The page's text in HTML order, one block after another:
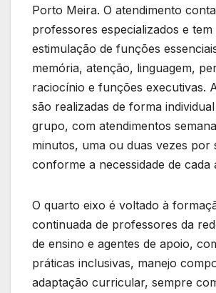
Porto Meira. O atendimento
professores especializados e
estimulação de funções
memória, atenção, linguagem,
raciocínio e funções executivas.
são realizadas de forma
grupo, com atendimentos
minutos, uma ou duas vezes por
conforme a necessidade de cada
O quarto eixo é voltado à
continuada de professores da
de ensino e agentes de apoio,
práticas inclusivas, manejo
adaptação curricular, sempre